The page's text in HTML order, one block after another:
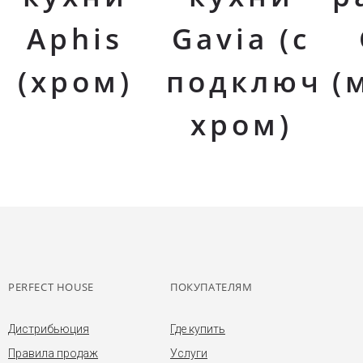
Aphis
(хром)
Gavia (с
хром)
PERFECT HOUSE
Дистрибьюция
Правила продаж
ПОКУПАТЕЛЯМ
Где купить
Услуги